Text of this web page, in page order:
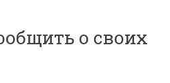
о своих